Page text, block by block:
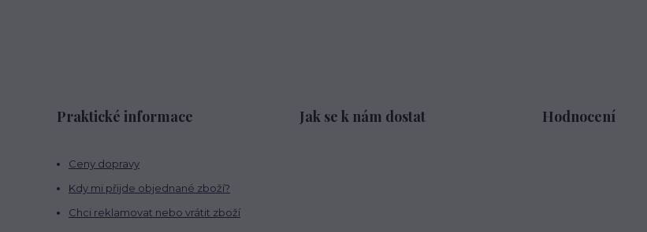
Praktické informace
Ceny dopravy
Kdy mi přijde objednané zboží?
Chci reklamovat nebo vrátit zboží
Jak se k nám dostat Hodnocení